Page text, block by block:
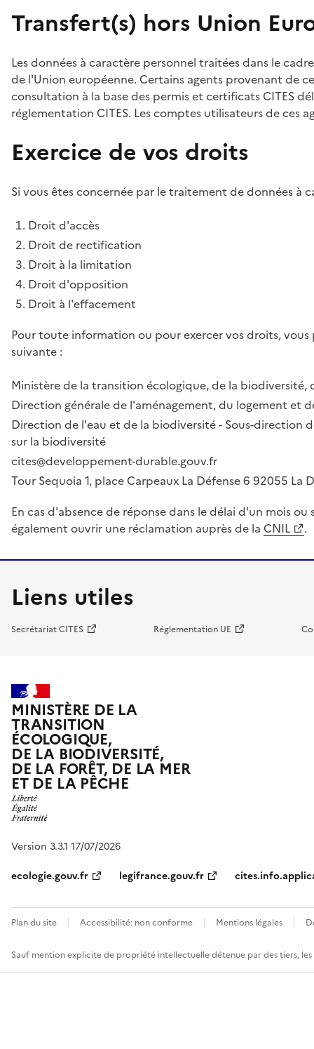
Transfert(s) hors Union
Les données à caractère personnel traitées dans le
de l'Union européenne. Certains agents provenant de
consultation à la base des permis et certificats CITES
réglementation CITES. Les comptes utilisateurs de ces
Exercice de vos droits
Si vous êtes concernée par le traitement de données à
Droit d'accès
Droit de rectification
Droit à la limitation
Droit d'opposition
Droit à l'effacement
Pour toute information ou pour exercer vos droits,
suivante :
Ministère de la transition écologique, de la biodiversité,
Direction générale de l'aménagement, du logement et
Direction de l'eau et de la biodiversité - Sous-direction
sur la biodiversité
cites@developpement-durable.gouv.fr
Tour Sequoia 1, place Carpeaux La Défense 6 92055 La
En cas d'absence de réponse dans le délai d'un mois
également ouvrir une réclamation auprès de la CNIL .
Liens utiles
Secrétariat CITES Réglementation UE
MINISTÈRE DE LA
TRANSITION
ÉCOLOGIQUE,
DE LA BIODIVERSITÉ,
DE LA FORÊT, DE LA MER
ET DE LA PÊCHE
Version 3.3.1 17/07/2026
ecologie.gouv.fr
legifrance.gouv.fr
Plan du site Accessibilité: non conforme Mentions légales
Sauf mention explicite de propriété intellectuelle détenue par des tiers,